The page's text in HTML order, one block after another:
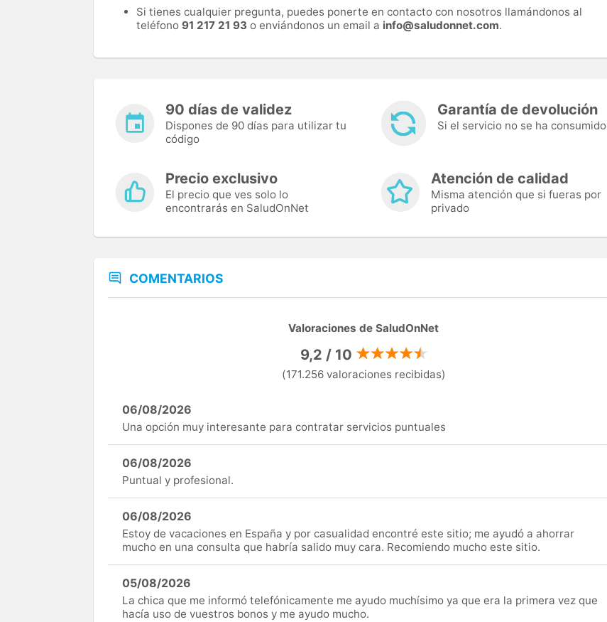
Si tienes cualquier pregunta, puedes ponerte en contacto con nosotros llamándonos al
teléfono 91 217 21 93 o enviándonos un email a info@saludonnet.com.
90 días de validez
Dispones de 90 días para utilizar tu
código
Garantía de devolución
Si el servicio no se ha consumido
Precio exclusivo
El precio que ves solo lo
encontrarás en SaludOnNet
Atención de calidad
Misma atención que si fueras por
privado
COMENTARIOS
Valoraciones de SaludOnNet
9,2 / 10
(171.256 valoraciones recibidas)
06/08/2026
Una opción muy interesante para contratar servicios puntuales
06/08/2026
Puntual y profesional.
06/08/2026
Estoy de vacaciones en España y por casualidad encontré este sitio; me ayudó a ahorrar
mucho en una consulta que habría salido muy cara. Recomiendo mucho este sitio.
05/08/2026
La chica que me informó telefónicamente me ayudo muchísimo ya que era la primera vez que
hacía uso de vuestros bonos y me ayudo mucho.